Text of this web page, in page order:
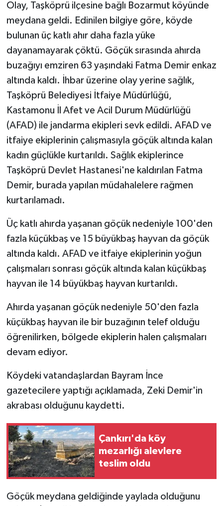
Olay, Taşköprü ilçesine bağlı Bozarmut köyünde
meydana geldi. Edinilen bilgiye göre, köyde
bulunan üç katlı ahır daha fazla yüke
dayanamayarak çöktü. Göçük sırasında ahırda
buzağıyı emziren 63 yaşındaki Fatma Demir enkaz
altında kaldı. İhbar üzerine olay yerine sağlık,
Taşköprü Belediyesi İtfaiye Müdürlüğü,
Kastamonu İl Afet ve Acil Durum Müdürlüğü
(AFAD) ile jandarma ekipleri sevk edildi. AFAD ve
itfaiye ekiplerinin çalışmasıyla göçük altında kalan
kadın güçlükle kurtarıldı. Sağlık ekiplerince
Taşköprü Devlet Hastanesi'ne kaldırılan Fatma
Demir, burada yapılan müdahalelere rağmen
kurtarılamadı.
Üç katlı ahırda yaşanan göçük nedeniyle 100'den
fazla küçükbaş ve 15 büyükbaş hayvan da göçük
altında kaldı. AFAD ve itfaiye ekiplerinin yoğun
çalışmaları sonrası göçük altında kalan küçükbaş
hayvan ile 14 büyükbaş hayvan kurtarıldı.
Ahırda yaşanan göçük nedeniyle 50'den fazla
küçükbaş hayvan ile bir buzağının telef olduğu
öğrenilirken, bölgede ekiplerin halen çalışmaları
devam ediyor.
Köydeki vatandaşlardan Bayram İnce
gazetecilere yaptığı açıklamada, Zeki Demir'in
akrabası olduğunu kaydetti.
Çankırı'da köy
mezarlığı alevlere
teslim oldu
Göçük meydana geldiğinde yaylada olduğunu
DÜNYA